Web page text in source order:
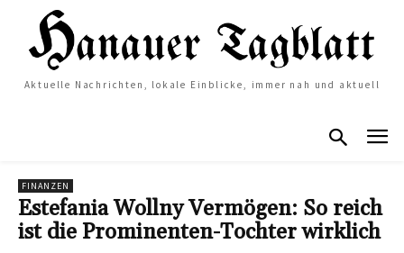
Aktuelle Nachrichten, lokale Einblicke, immer nah und aktuell
FINANZEN
Estefania Wollny Vermögen: So reich
ist die Prominenten-Tochter wirklich